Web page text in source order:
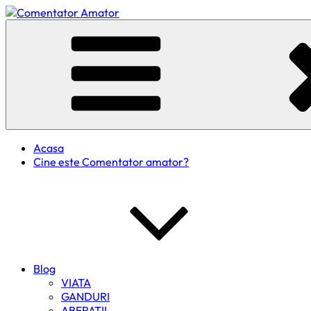
Skip
to
Comentator Amator
Acasa
Cine este Comentator amator?
Blog
VIATA
GANDURI